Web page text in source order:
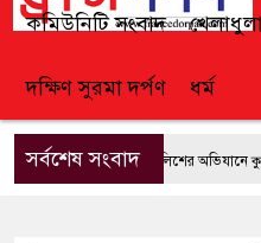
কমিউনিটি সংবাদ
দক্ষিণ সুরমা দর্পণ ধর্ম
সর্বশেষ সংবাদ
ফেঞ্চুগঞ্জে পুলিশের অভিযানে কুখ্যাত মাদক